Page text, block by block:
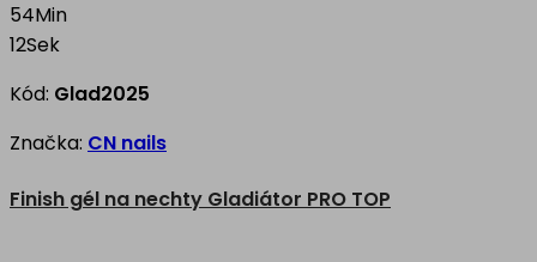
54Min
12Sek
Kód: Glad2025
Značka: CN nails
Finish gél na nechty Gladiátor PRO TOP